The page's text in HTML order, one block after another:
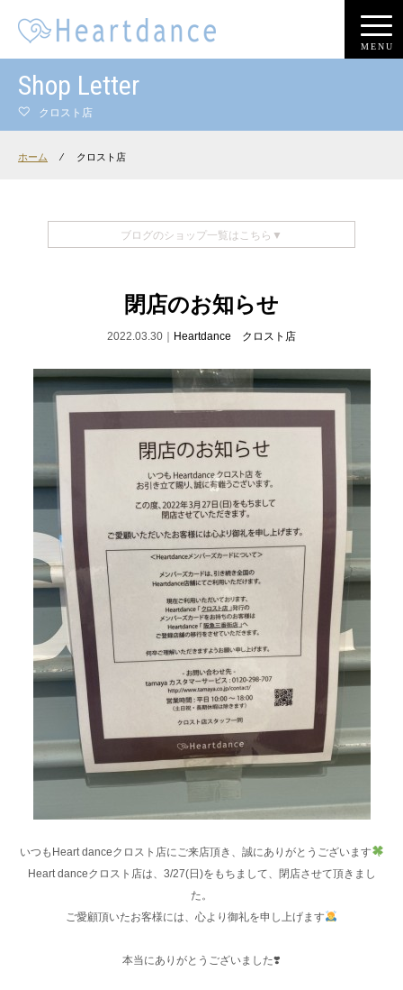
MENU
Shop Letter
クロスト店
ホーム ⁄ クロスト店
ブログのショップ一覧はこちら▼
閉店のお知らせ
2022.03.30｜ Heartdance クロスト店
いつもHeart danceクロスト店にご来店頂き、誠にありがとうございます
Heart danceクロスト店は、3/27(日)をもちまして、閉店させて頂きまし
た。
ご愛顧頂いたお客様には、心より御礼を申し上げます
本当にありがとうございました❣️